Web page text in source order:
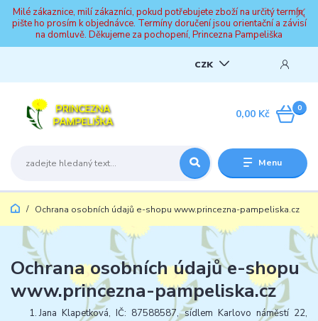
Milé zákaznice, milí zákazníci, pokud potřebujete zboží na určitý termín,
pište ho prosím k objednávce. Termíny doručení jsou orientační a závisí
na domluvě. Děkujeme za pochopení, Princezna Pampeliška
Menu
CZK
0
0,00 Kč
Ochrana osobních údajů e-shopu www.princezna-pampeliska.cz
Ochrana osobních údajů e-shopu
www.princezna-pampeliska.cz
Jana Klapetková, IČ: 87588587, sídlem Karlovo náměstí 22,